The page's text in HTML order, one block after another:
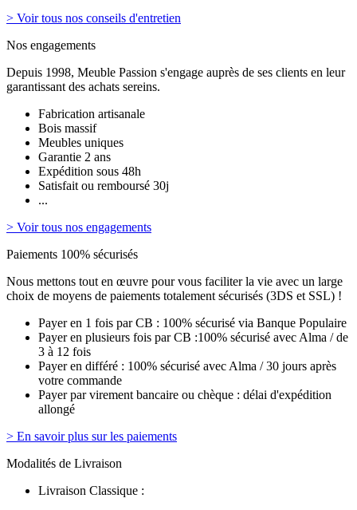
> Voir tous nos conseils d'entretien
Nos engagements
Depuis 1998, Meuble Passion s'engage auprès de ses clients en leur
garantissant des achats sereins.
Fabrication artisanale
Bois massif
Meubles uniques
Garantie 2 ans
Expédition sous 48h
Satisfait ou remboursé 30j
...
> Voir tous nos engagements
Paiements 100% sécurisés
Nous mettons tout en œuvre pour vous faciliter la vie avec un large
choix de moyens de paiements totalement sécurisés (3DS et SSL) !
Payer en 1 fois par CB : 100% sécurisé via Banque Populaire
Payer en plusieurs fois par CB :100% sécurisé avec Alma / de
3 à 12 fois
Payer en différé : 100% sécurisé avec Alma / 30 jours après
votre commande
Payer par virement bancaire ou chèque : délai d'expédition
allongé
> En savoir plus sur les paiements
Modalités de Livraison
Livraison Classique :